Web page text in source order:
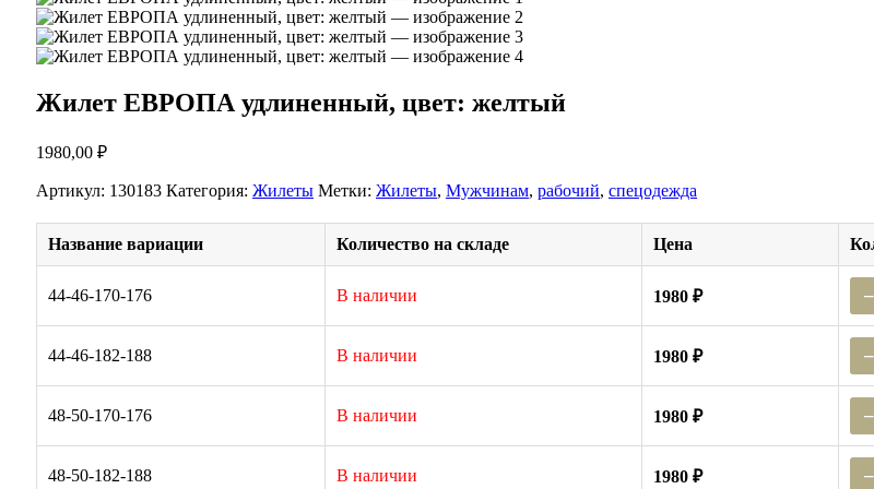
Жилет ЕВРОПА удлиненный, цвет: желтый
1980,00 ₽
Артикул: 130183 Категория: Жилеты Метки: Жилеты, Мужчинам, рабочий, спецодежда
Название вариации Количество на складе Цена
44-46-170-176 В наличии 1980 ₽ −
44-46-182-188 В наличии 1980 ₽ −
48-50-170-176 В наличии 1980 ₽ −
48-50-182-188 В наличии 1980 ₽ −